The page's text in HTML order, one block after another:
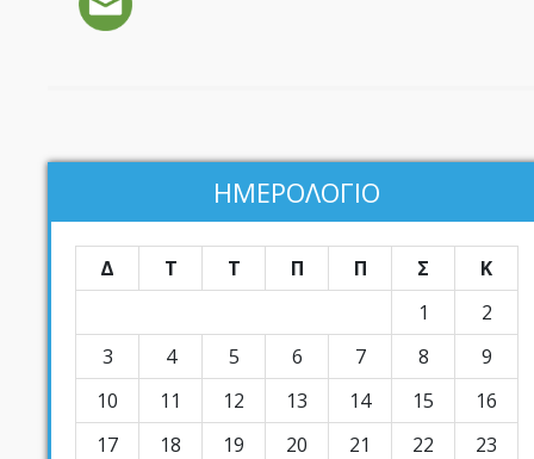
ΗΜΕΡΟΛΟΓΙΟ
Δ Τ Τ Π Π Σ
Κ
1
2
3
4 5 6 7 8
9
10
11 12 13 14 15
16
17
18 19 20 21 22
23